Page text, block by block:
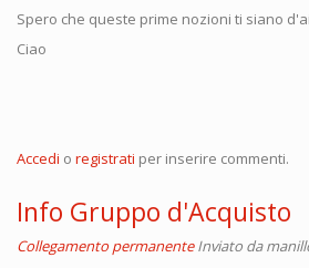
Spero che queste prime nozioni ti siano
Ciao
Accedi o registrati per inserire commenti.
Info Gruppo d'Acquisto
Collegamento permanente Inviato da